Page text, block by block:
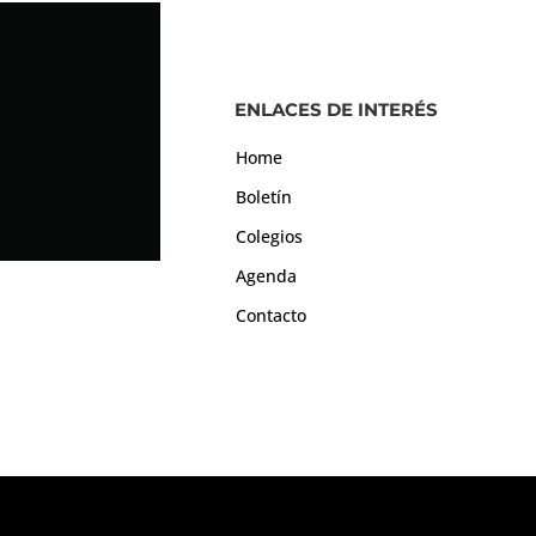
ENLACES DE INTERÉS
Home
Boletín
Colegios
Agenda
Contacto